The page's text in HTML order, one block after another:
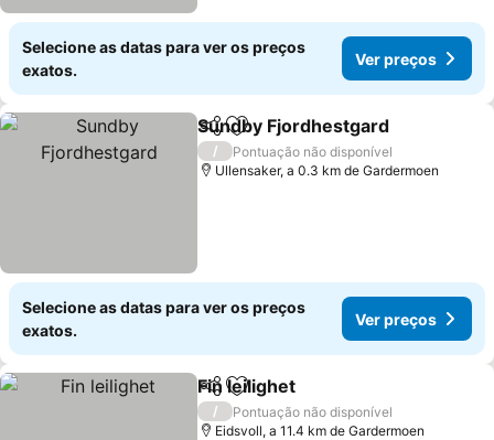
Selecione as datas para ver os preços
exatos.
Ver preços
PartilharAdicionar aos favoritos
Sundby Fjordhestgard
/
Pontuação não disponível
Ullensaker, a 0.3 km de Gardermoen
Selecione as datas para ver os preços
exatos.
Ver preços
PartilharAdicionar aos favoritos
Fin leilighet
/
Pontuação não disponível
Eidsvoll, a 11.4 km de Gardermoen